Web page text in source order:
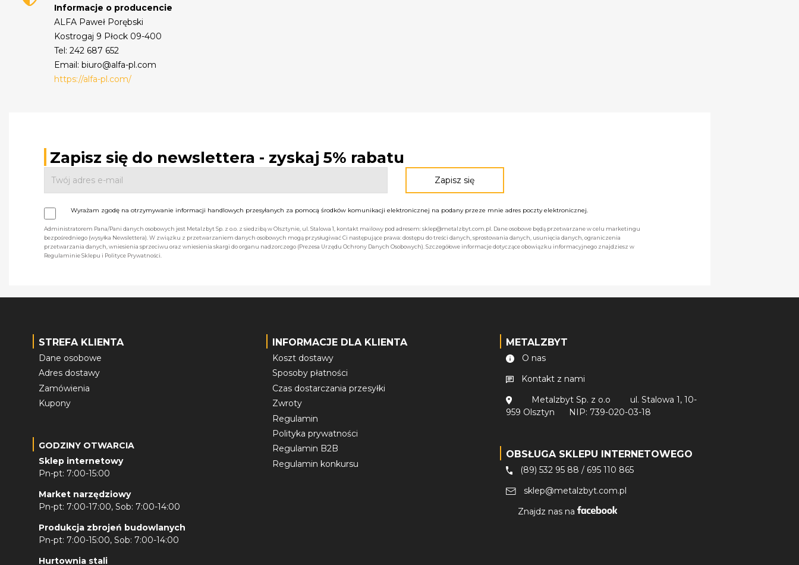
Informacje o producencie
ALFA Paweł Porębski
Kostrogaj 9 Płock 09-400
Tel: 242 687 652
Email: biuro@alfa-pl.com
https://alfa-pl.com/
Zapisz się do newslettera - zyskaj 5% rabatu
Wyrażam zgodę na otrzymywanie informacji handlowych przesyłanych za pomocą środków komunikacji elektronicznej na podany przeze mnie adres poczty elektronicznej.
Administratorem Pana/Pani danych osobowych jest Metalzbyt Sp. z o.o. z siedzibą w Olsztynie, ul. Stalowa 1, kontakt mailowy pod adresem: sklep@metalzbyt.com.pl. Dane osobowe będą przetwarzane w celu marketingu
bezpośredniego (wysyłka Newslettera). W związku z przetwarzaniem danych osobowych mogą przysługiwać Ci następujące prawa: dostępu do treści danych, sprostowania danych, usunięcia danych, ograniczenia
przetwarzania danych, wniesienia sprzeciwu oraz wniesienia skargi do organu nadzorczego (Prezesa Urzędu Ochrony Danych Osobowych). Szczegółowe informacje dotyczące obowiązku informacyjnego znajdziesz w
Regulaminie Sklepu i Polityce Prywatności.
STREFA KLIENTA
Dane osobowe
Adres dostawy
Zamówienia
Kupony
GODZINY OTWARCIA
Sklep internetowy
Pn-pt: 7:00-15:00
Market narzędziowy
Pn-pt: 7:00-17:00, Sob: 7:00-14:00
Produkcja zbrojeń budowlanych
Pn-pt: 7:00-15:00, Sob: 7:00-14:00
Hurtownia stali
INFORMACJE DLA KLIENTA
Koszt dostawy
Sposoby płatności
Czas dostarczania przesyłki
Zwroty
Regulamin
Polityka prywatności
Regulamin B2B
Regulamin konkursu
METALZBYT
O nas
Kontakt z nami
Metalzbyt Sp. z o.o
ul. Stalowa 1, 10-
959 Olsztyn
NIP: 739-020-03-18
OBSŁUGA SKLEPU INTERNETOWEGO
(89) 532 95 88 / 695 110 865
sklep@metalzbyt.com.pl
Znajdz nas na